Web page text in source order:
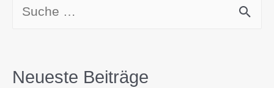
Neueste Beiträge